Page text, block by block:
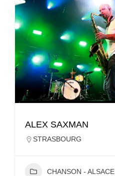
ALEX SAXMAN
STRASBOURG
CHANSON - ALSACE